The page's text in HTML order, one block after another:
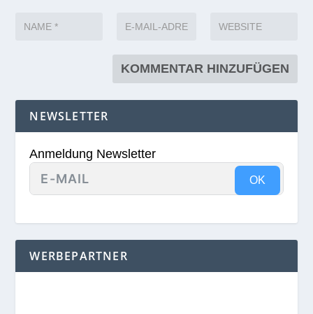
NEWSLETTER
Anmeldung Newsletter
OK
WERBEPARTNER